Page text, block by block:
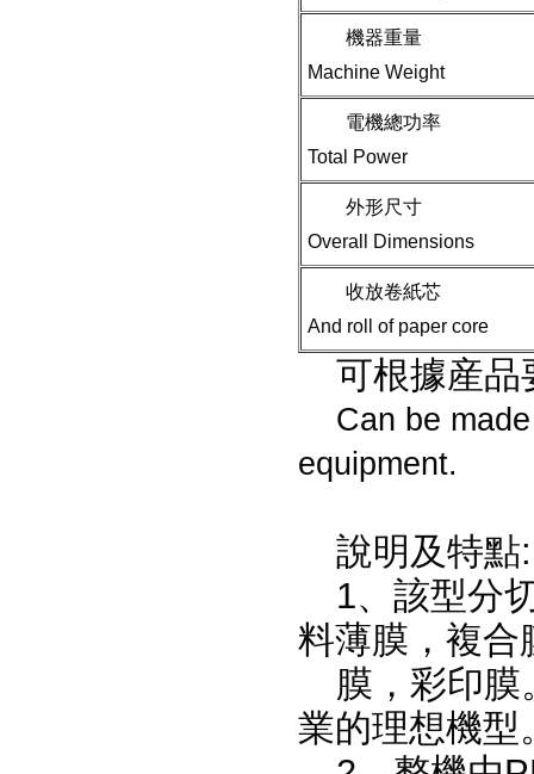
機器重量
Machine Weight
電機總功率
Total Power
外形尺寸
Overall Dimensions
收放卷紙芯
And roll of paper core
可根據産品
Can be
equipment.
說明及特點:
1、該型分
料薄膜，複合
膜，彩印
業的理想機型